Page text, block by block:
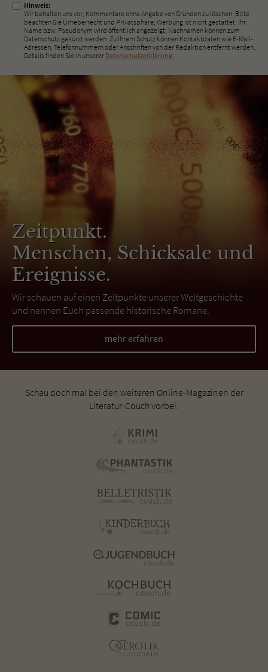
Hinweis:
Wir behalten uns vor, Kommentare ohne Angabe von Gründen zu löschen. Bitte
beachten Sie Urheberrecht und Privatsphäre; Werbung ist nicht gestattet. Ihr
Name bzw. Pseudonym wird öffentlich angezeigt; Nachnamen können zum
Datenschutz gekürzt werden. Zu Ihrem Schutz können Kontaktdaten wie E-Mail-
Adressen, Telefonnummern oder Anschriften von der Redaktion entfernt werden.
Details finden Sie in unserer Datenschutzerklärung.
Zeitpunkt.
Menschen, Schicksale und
Ereignisse.
Wir schauen auf einen Zeitpunkte unserer Weltgeschichte
und nennen Euch passende historische Romane.
mehr erfahren
Schau doch mal bei den weiteren Online-Magazinen der
Literatur-Couch vorbei: